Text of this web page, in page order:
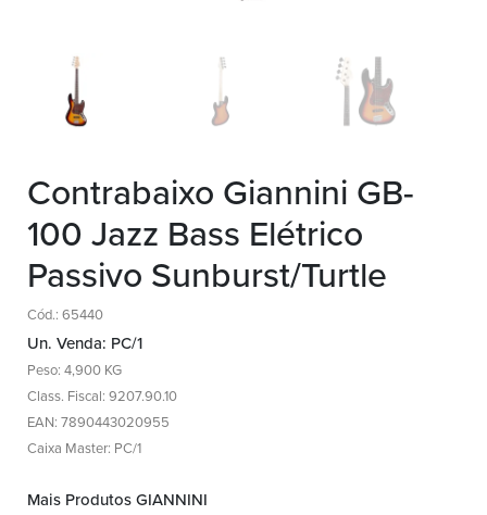
Contrabaixo Giannini GB-
100 Jazz Bass Elétrico
Passivo Sunburst/Turtle
Cód.: 65440
Un. Venda: PC/1
Peso: 4,900 KG
Class. Fiscal: 9207.90.10
EAN: 7890443020955
Caixa Master: PC/1
Mais Produtos GIANNINI